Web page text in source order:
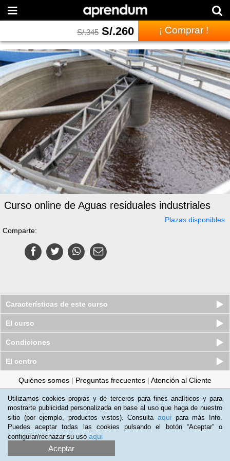
S/.345 S/.260 ¡ Comprar !
Curso online de Aguas residuales industriales
Plazas disponibles
Comparte:
Características de este curso
El curso
Condiciones
El centro
Utilizamos cookies propias y de terceros para fines analíticos y para
mostrarte publicidad personalizada en base al uso que haga de nuestro
sitio (por ejemplo, productos vistos). Consulta aqui para más Info.
Puedes aceptar todas las cookies pulsando el botón “Aceptar” o
configurar/rechazar su uso aqui
Aceptar
Quiénes somos | Preguntas frecuentes | Atención al Cliente
Promociona tu negocio|Programa de Afiliación
2012-2026 Aprendum
LLámanos:
+51 1 705 8235
Condiciones de uso|